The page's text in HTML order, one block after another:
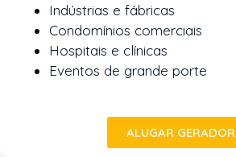
Indústrias e fábricas
Condomínios comerciais
Hospitais e clínicas
Eventos de grande porte
ALUGAR GERADOR